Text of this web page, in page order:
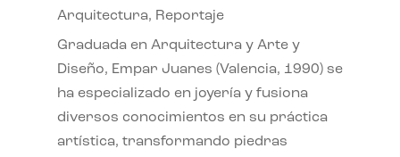
Arquitectura, Reportaje
Graduada en Arquitectura y Arte y
Diseño, Empar Juanes (Valencia, 1990) se
ha especializado en joyería y fusiona
diversos conocimientos en su práctica
artística, transformando piedras